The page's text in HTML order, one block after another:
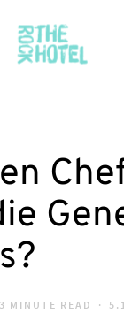
3 MINUTE READ